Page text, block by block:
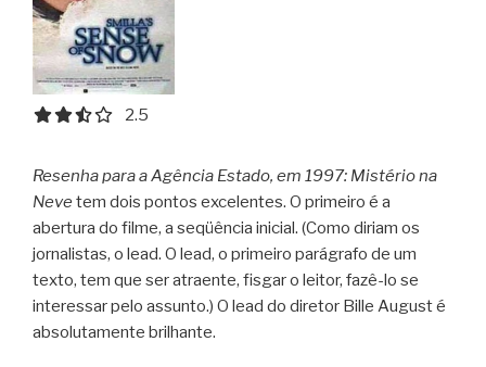
2.5 out of 5.0 stars
2.5
Resenha para a Agência Estado, em 1997: Mistério na
Neve tem dois pontos excelentes. O primeiro é a
abertura do filme, a seqüência inicial. (Como diriam os
jornalistas, o lead. O lead, o primeiro parágrafo de um
texto, tem que ser atraente, fisgar o leitor, fazê-lo se
interessar pelo assunto.) O lead do diretor Bille August é
absolutamente brilhante.